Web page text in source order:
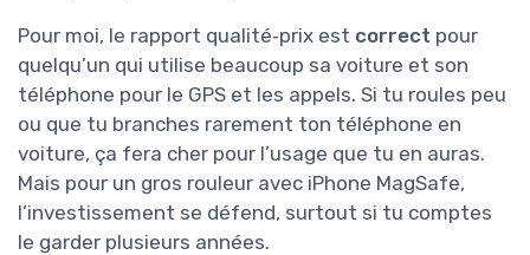
Pour moi, le rapport qualité‑prix est correct pour
quelqu’un qui utilise beaucoup sa voiture et son
téléphone pour le GPS et les appels. Si tu roules peu
ou que tu branches rarement ton téléphone en
voiture, ça fera cher pour l’usage que tu en auras.
Mais pour un gros rouleur avec iPhone MagSafe,
l’investissement se défend, surtout si tu comptes
le garder plusieurs années.